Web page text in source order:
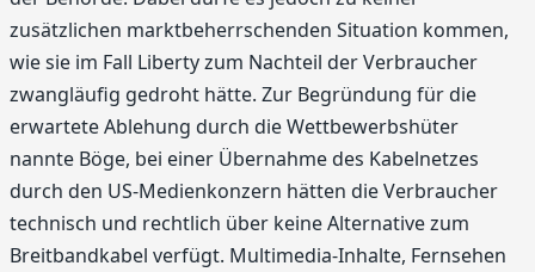
zusätzlichen marktbeherrschenden Situation kommen,
wie sie im Fall Liberty zum Nachteil der Verbraucher
zwangläufig gedroht hätte. Zur Begründung für die
erwartete Ablehung durch die Wettbewerbshüter
nannte Böge, bei einer Übernahme des Kabelnetzes
durch den US-Medienkonzern hätten die Verbraucher
technisch und rechtlich über keine Alternative zum
Breitbandkabel verfügt. Multimedia-Inhalte, Fernsehen